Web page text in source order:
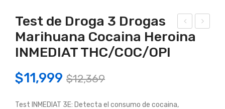
est
Test de Droga 3 Drogas
Marihuana Cocaina Heroina
INMEDIAT THC/COC/OPI
$12,369Original
$11,999
Current
Test INMEDIAT 3E: Detecta el consumo de cocaina,